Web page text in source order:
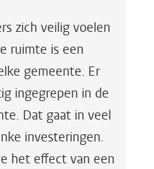
zich veilig voelen
ruimte is een
gemeente. Er
ingegrepen in de
Dat gaat in veel
investeringen.
het effect van een